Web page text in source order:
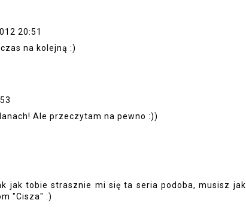
20:51
na kolejną :)
Ale przeczytam na pewno :))
jak tobie strasznie mi się ta seria podoba, musisz jak
"Cisza" :)